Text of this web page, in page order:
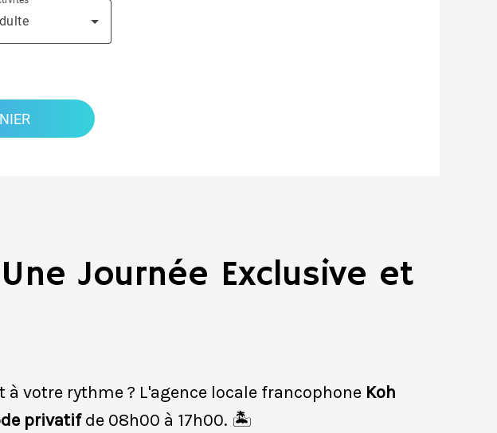
Journée Exclusive et
à votre rythme ? L'agence locale francophone Koh
privatifde 08h00 à 17h00. 🏝️